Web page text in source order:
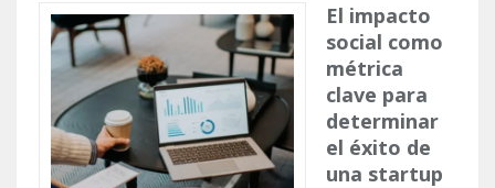
El impacto
social como
métrica
clave para
determinar
el éxito de
una startup